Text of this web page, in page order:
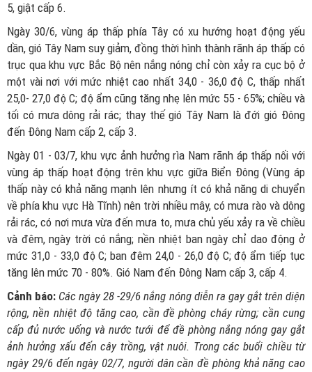
5, giật cấp 6.
Ngày 30/6, vùng áp thấp phía Tây có xu hướng hoạt động yếu
dần, gió Tây Nam suy giảm, đồng thời hình thành rãnh áp thấp có
trục qua khu vực Bắc Bộ nên nắng nóng chỉ còn xảy ra cục bộ ở
một vài nơi với mức nhiệt cao nhất 34,0 - 36,0 độ C, thấp nhất
25,0- 27,0 độ C; độ ẩm cũng tăng nhẹ lên mức 55 - 65%; chiều và
tối có mưa dông rải rác; thay thế gió Tây Nam là đới gió Đông
đến Đông Nam cấp 2, cấp 3.
Ngày 01 - 03/7, khu vực ảnh hưởng rìa Nam rãnh áp thấp nối với
vùng áp thấp hoạt động trên khu vực giữa Biển Đông (Vùng áp
thấp này có khả năng mạnh lên nhưng ít có khả năng di chuyển
về phía khu vực Hà Tĩnh) nên trời nhiều mây, có mưa rào và dông
rải rác, có nơi mưa vừa đến mưa to, mưa chủ yếu xảy ra về chiều
và đêm, ngày trời có nắng; nền nhiệt ban ngày chỉ dao động ở
mức 31,0 - 33,0 độ C; ban đêm 24,0 - 26,0 độ C; độ ẩm tiếp tục
tăng lên mức 70 - 80%. Gió Nam đến Đông Nam cấp 3, cấp 4.
Cảnh báo: Các ngày 28 -29/6 nắng nóng diễn ra gay gắt trên diện
rộng, nền nhiệt độ tăng cao, cần đề phòng cháy rừng; cần cung
cấp đủ nước uống và nước tưới để đề phòng nắng nóng gay gắt
ảnh hưởng xấu đến cây trồng, vật nuôi. Trong các buổi chiều từ
ngày 29/6 đến ngày 02/7, người dân cần đề phòng khả năng cao